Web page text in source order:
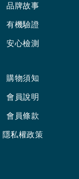
品牌故事
有機驗證
安心檢測
購物須知
會員說明
會員條款
隱私權政策